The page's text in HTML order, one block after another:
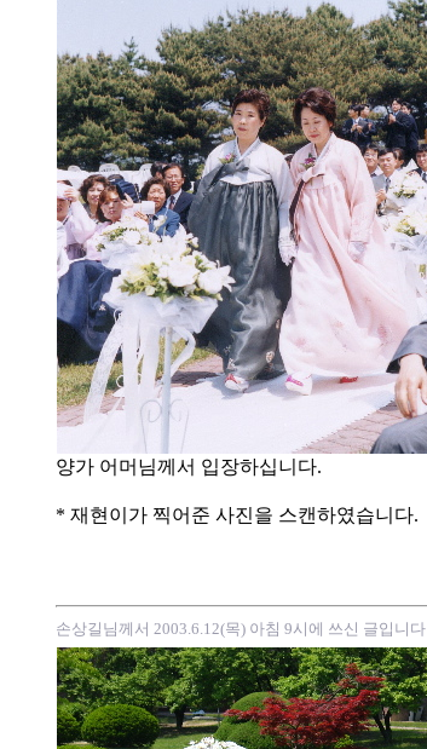
양가 어머님께서 입장하십니다.
* 재현이가 찍어준 사진을 스캔하였습니다.
손상길님께서 2003.6.12(목) 아침 9시에 쓰신 글입니다